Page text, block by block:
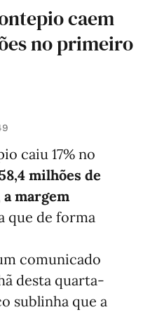
caem
no primeiro
caiu 17% no
58,4 milhões de
a margem
que de forma
comunicado
desta quarta-
sublinha que a